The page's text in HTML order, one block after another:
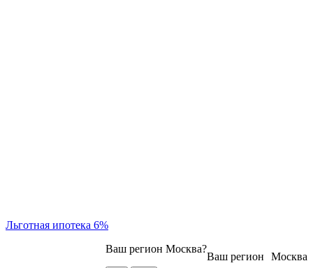
Льготная ипотека 6%
Москва
Ваш регион
Ваш регион Москва?